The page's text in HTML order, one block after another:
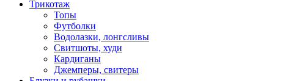
Трикотаж
Топы
Футболки
Водолазки, лонгсливы
Свитшоты, худи
Кардиганы
Джемперы, свитеры